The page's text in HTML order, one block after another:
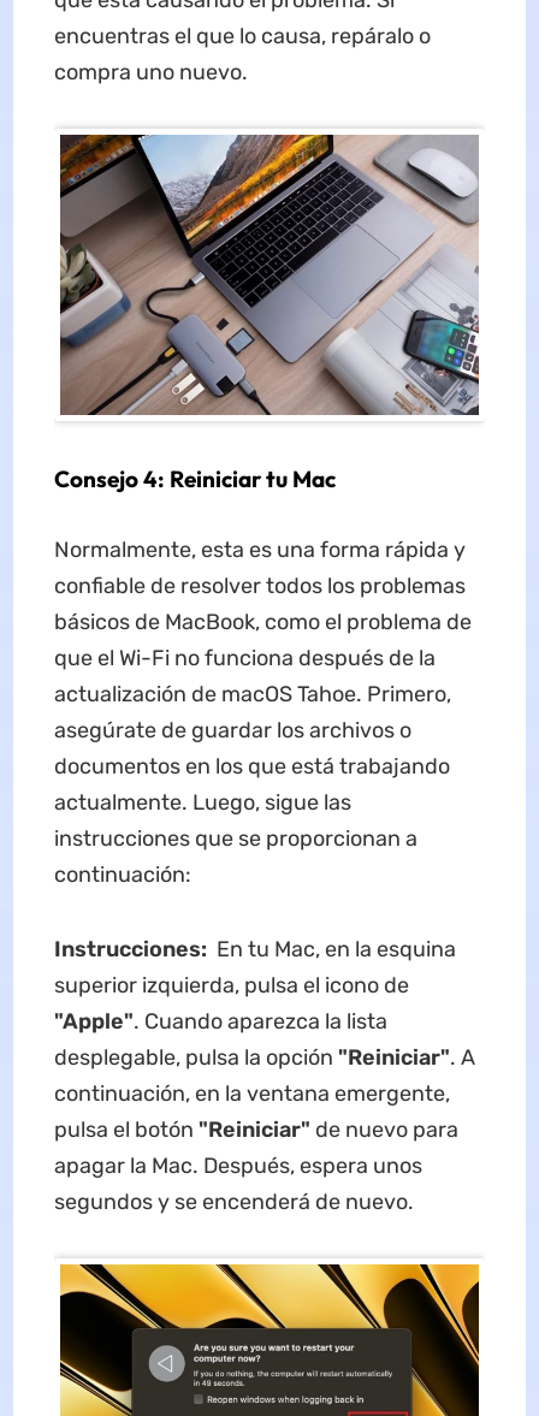
encuentras el que lo causa, repáralo o
compra uno nuevo.
Consejo 4: Reiniciar tu Mac
Normalmente, esta es una forma rápida y
confiable de resolver todos los problemas
básicos de MacBook, como el problema de
que el Wi-Fi no funciona después de la
actualización de macOS Tahoe. Primero,
asegúrate de guardar los archivos o
documentos en los que está trabajando
actualmente. Luego, sigue las
instrucciones que se proporcionan a
continuación:
Instrucciones: En tu Mac, en la esquina
superior izquierda, pulsa el icono de
"Apple". Cuando aparezca la lista
desplegable, pulsa la opción "Reiniciar". A
continuación, en la ventana emergente,
pulsa el botón "Reiniciar" de nuevo para
apagar la Mac. Después, espera unos
segundos y se encenderá de nuevo.